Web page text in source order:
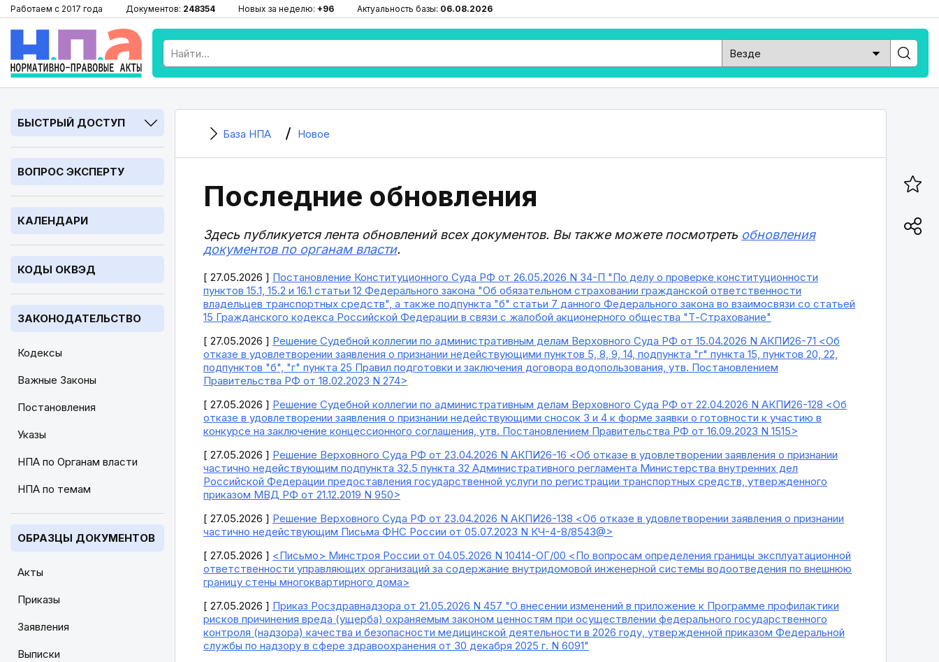
Работаем с 2017 года Документов: 248354 Новых за неделю: +96 Актуальность базы: 06.08.2026
БЫСТРЫЙ ДОСТУП
ВОПРОС ЭКСПЕРТУ
КАЛЕНДАРИ
КОДЫ ОКВЭД
ЗАКОНОДАТЕЛЬСТВО
Кодексы
Важные Законы
Постановления
Указы
НПА по Органам власти
НПА по темам
ОБРАЗЦЫ ДОКУМЕНТОВ
Акты
Приказы
Заявления
Выписки
База НПА Новое
Последние обновления
Здесь публикуется лента обновлений всех документов. Вы также можете посмотреть обновления
документов по органам власти.
[ 27.05.2026 ] Постановление Конституционного Суда РФ от 26.05.2026 N 34-П "По делу о проверке конституционности
пунктов 15.1, 15.2 и 16.1 статьи 12 Федерального закона "Об обязательном страховании гражданской ответственности
владельцев транспортных средств", а также подпункта "б" статьи 7 данного Федерального закона во взаимосвязи со статьей
15 Гражданского кодекса Российской Федерации в связи с жалобой акционерного общества "Т-Страхование"
[ 27.05.2026 ] Решение Судебной коллегии по административным делам Верховного Суда РФ от 15.04.2026 N АКПИ26-71 <Об
отказе в удовлетворении заявления о признании недействующими пунктов 5, 8, 9, 14, подпункта "г" пункта 15, пунктов 20, 22,
подпунктов "б", "г" пункта 25 Правил подготовки и заключения договора водопользования, утв. Постановлением
Правительства РФ от 18.02.2023 N 274>
[ 27.05.2026 ] Решение Судебной коллегии по административным делам Верховного Суда РФ от 22.04.2026 N АКПИ26-128 <Об
отказе в удовлетворении заявления о признании недействующими сносок 3 и 4 к форме заявки о готовности к участию в
конкурсе на заключение концессионного соглашения, утв. Постановлением Правительства РФ от 16.09.2023 N 1515>
[ 27.05.2026 ] Решение Верховного Суда РФ от 23.04.2026 N АКПИ26-16 <Об отказе в удовлетворении заявления о признании
частично недействующим подпункта 32.5 пункта 32 Административного регламента Министерства внутренних дел
Российской Федерации предоставления государственной услуги по регистрации транспортных средств, утвержденного
приказом МВД РФ от 21.12.2019 N 950>
[ 27.05.2026 ] Решение Верховного Суда РФ от 23.04.2026 N АКПИ26-138 <Об отказе в удовлетворении заявления о признании
частично недействующим Письма ФНС России от 05.07.2023 N КЧ-4-8/8543@>
[ 27.05.2026 ] <Письмо> Минстроя России от 04.05.2026 N 10414-ОГ/00 <По вопросам определения границы эксплуатационной
ответственности управляющих организаций за содержание внутридомовой инженерной системы водоотведения по внешнюю
границу стены многоквартирного дома>
[ 27.05.2026 ] Приказ Росздравнадзора от 21.05.2026 N 457 "О внесении изменений в приложение к Программе профилактики
рисков причинения вреда (ущерба) охраняемым законом ценностям при осуществлении федерального государственного
контроля (надзора) качества и безопасности медицинской деятельности в 2026 году, утвержденной приказом Федеральной
службы по надзору в сфере здравоохранения от 30 декабря 2025 г. N 6091"